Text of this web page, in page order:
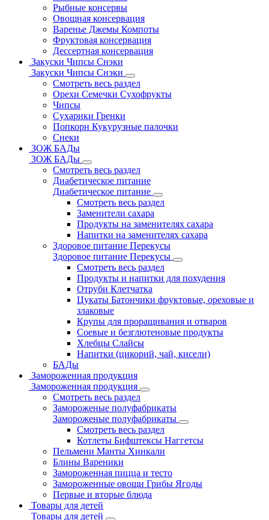
Рыбные консервы
Овощная консервация
Варенье Джемы Компоты
Фруктовая консервация
Дессертная консервация
Закуски Чипсы Снэки
Закуски Чипсы Снэки
Смотреть весь раздел
Орехи Семечки Сухофрукты
Чипсы
Сухарики Гренки
Попкорн Кукурузные палочки
Снеки
ЗОЖ БАДы
ЗОЖ БАДы
Смотреть весь раздел
Диабетическое питание
Диабетическое питание
Смотреть весь раздел
Заменители сахара
Продукты на заменителях сахара
Напитки на заменителях сахара
Здоровое питание Перекусы
Здоровое питание Перекусы
Смотреть весь раздел
Продукты и напитки для похудения
Отруби Клетчатка
Цукаты Батончики фруктовые, ореховые и
злаковые
Крупы для проращивания и отваров
Соевые и безглютеновые продукты
Хлебцы Слайсы
Напитки (цикорий, чай, кисели)
БАДы
Замороженная продукция
Замороженная продукция
Смотреть весь раздел
Замороженые полуфабрикаты
Замороженые полуфабрикаты
Смотреть весь раздел
Котлеты Бифштексы Наггетсы
Пельмени Манты Хинкали
Блины Вареники
Замороженная пицца и тесто
Замороженные овощи Грибы Ягоды
Первые и вторые блюда
Товары для детей
Товары для детей